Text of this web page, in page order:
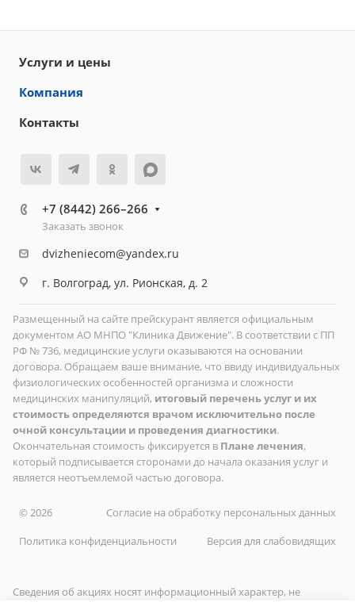
Услуги и цены
Компания
Контакты
+7 (8442) 266–266
Заказать звонок
dvizheniecom@yandex.ru
г. Волгоград, ул. Рионская, д. 2
Размещенный на сайте прейскурант является официальным
документом АО МНПО "Клиника Движение". В соответствии с ПП
РФ № 736, медицинские услуги оказываются на основании
договора. Обращаем ваше внимание, что ввиду индивидуальных
физиологических особенностей организма и сложности
медицинских манипуляций, итоговый перечень услуг и их
стоимость определяются врачом исключительно после
очной консультации и проведения диагностики.
Окончательная стоимость фиксируется в Плане лечения,
который подписывается сторонами до начала оказания услуг и
является неотъемлемой частью договора.
© 2026
Согласие на обработку персональных данных
Политика конфиденциальности
Версия для слабовидящих
Сведения об акциях носят информационный характер, не